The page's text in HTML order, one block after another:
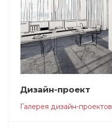
Дизайн-проект
Галерея дизайн-проектов